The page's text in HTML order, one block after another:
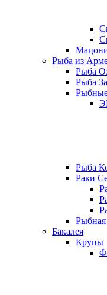
Рыба из
Рыба
Рыба
Рыба
Раки
Бакалея
Крупы